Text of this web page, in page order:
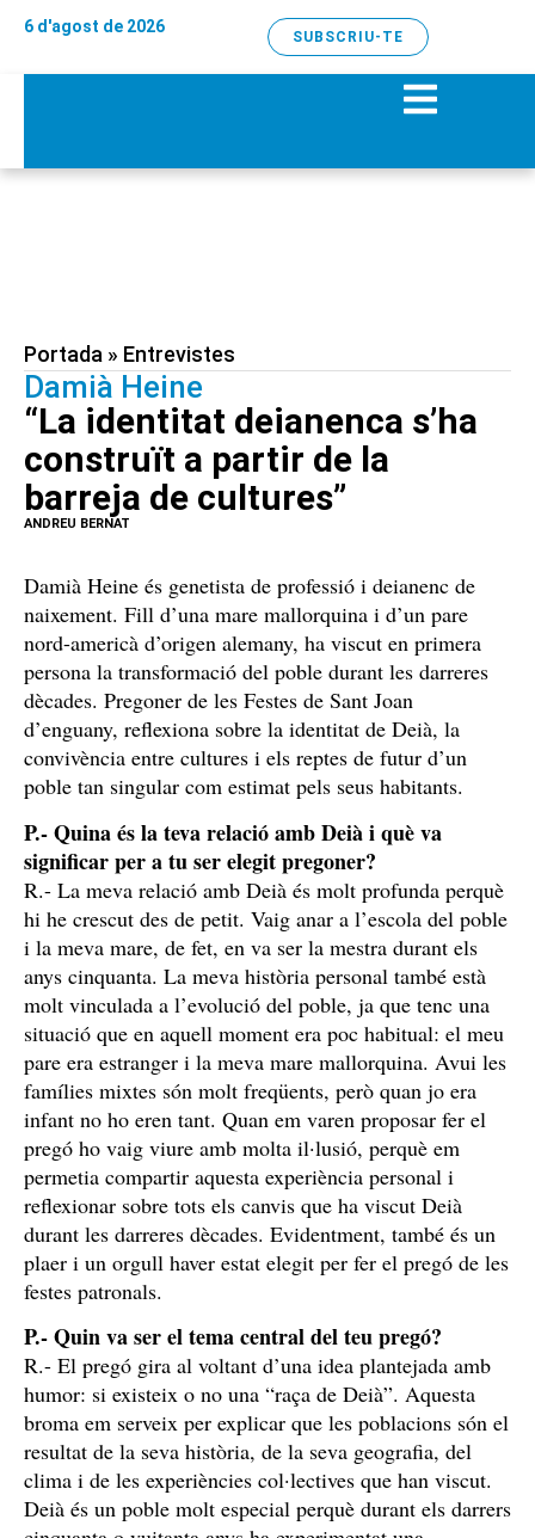
6 d'agost de 2026
SUBSCRIU-TE
Portada » Entrevistes
Damià Heine
“La identitat deianenca s’ha
construït a partir de la
barreja de cultures”
ANDREU BERNAT
Damià Heine és genetista de professió i deianenc de
naixement. Fill d’una mare mallorquina i d’un pare
nord-americà d’origen alemany, ha viscut en primera
persona la transformació del poble durant les darreres
dècades. Pregoner de les Festes de Sant Joan
d’enguany, reflexiona sobre la identitat de Deià, la
convivència entre cultures i els reptes de futur d’un
poble tan singular com estimat pels seus habitants.
P.- Quina és la teva relació amb Deià i què va
significar per a tu ser elegit pregoner?
R.- La meva relació amb Deià és molt profunda perquè
hi he crescut des de petit. Vaig anar a l’escola del poble
i la meva mare, de fet, en va ser la mestra durant els
anys cinquanta. La meva història personal també està
molt vinculada a l’evolució del poble, ja que tenc una
situació que en aquell moment era poc habitual: el meu
pare era estranger i la meva mare mallorquina. Avui les
famílies mixtes són molt freqüents, però quan jo era
infant no ho eren tant. Quan em varen proposar fer el
pregó ho vaig viure amb molta il·lusió, perquè em
permetia compartir aquesta experiència personal i
reflexionar sobre tots els canvis que ha viscut Deià
durant les darreres dècades. Evidentment, també és un
plaer i un orgull haver estat elegit per fer el pregó de les
festes patronals.
P.- Quin va ser el tema central del teu pregó?
R.- El pregó gira al voltant d’una idea plantejada amb
humor: si existeix o no una “raça de Deià”. Aquesta
broma em serveix per explicar que les poblacions són el
resultat de la seva història, de la seva geografia, del
clima i de les experiències col·lectives que han viscut.
Deià és un poble molt especial perquè durant els darrers